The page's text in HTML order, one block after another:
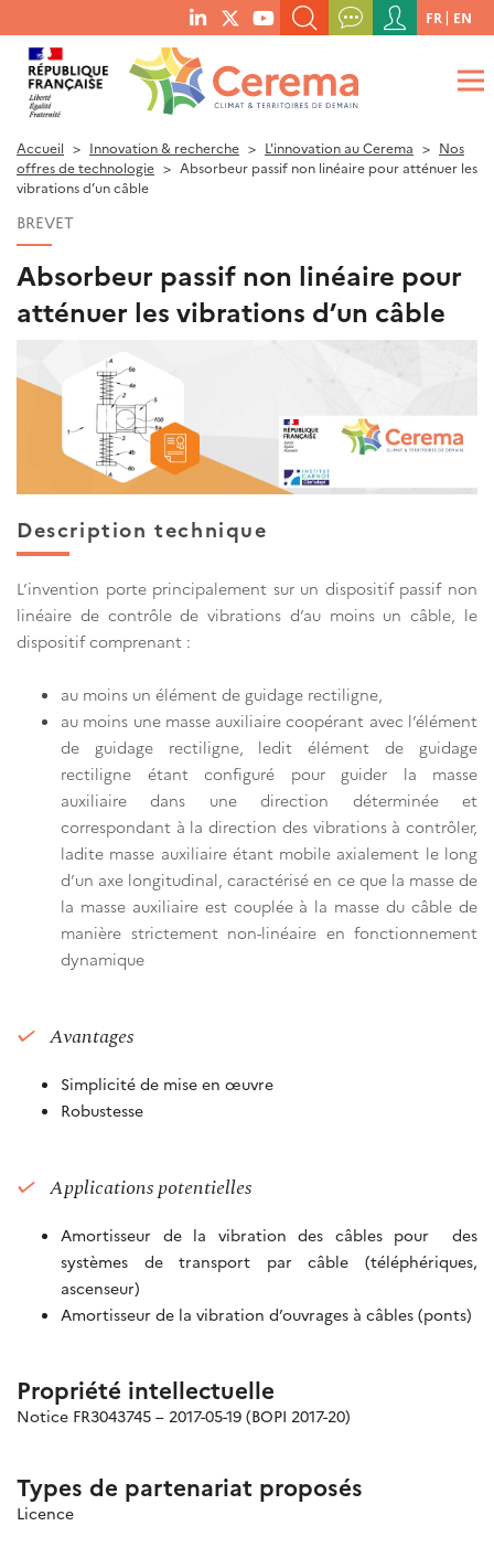
menu
social
links
RECHERCHER UN MOT-CLÉ, UNE PUBLICATION, ETC.
QUE RECHERCHEZ-VOUS ?
Menu
du
compte
de
FR EN
Accueil Innovation & recherche L'innovation au Cerema
Nos
offres de technologie
Absorbeur passif non linéaire pour atténuer les
vibrations d’un câble
BREVET
Absorbeur passif non linéaire pour
atténuer les vibrations d’un câble
Description technique
L’invention porte principalement sur un dispositif passif non
linéaire de contrôle de vibrations d’au moins un câble, le
dispositif comprenant :
au moins un élément de guidage rectiligne,
au moins une masse auxiliaire coopérant avec l’élément
de guidage rectiligne, ledit élément de guidage
rectiligne étant configuré pour guider la masse
auxiliaire dans une direction déterminée et
correspondant à la direction des vibrations à contrôler,
ladite masse auxiliaire étant mobile axialement le long
d’un axe longitudinal, caractérisé en ce que la masse de
la masse auxiliaire est couplée à la masse du câble de
manière strictement non-linéaire en fonctionnement
dynamique
Avantages
Simplicité de mise en œuvre
Robustesse
Applications potentielles
Amortisseur de la vibration des câbles pour des
systèmes de transport par câble (téléphériques,
ascenseur)
Amortisseur de la vibration d’ouvrages à câbles (ponts)
Propriété intellectuelle
Notice FR3043745 – 2017-05-19 (BOPI 2017-20)
Types de partenariat proposés
Licence